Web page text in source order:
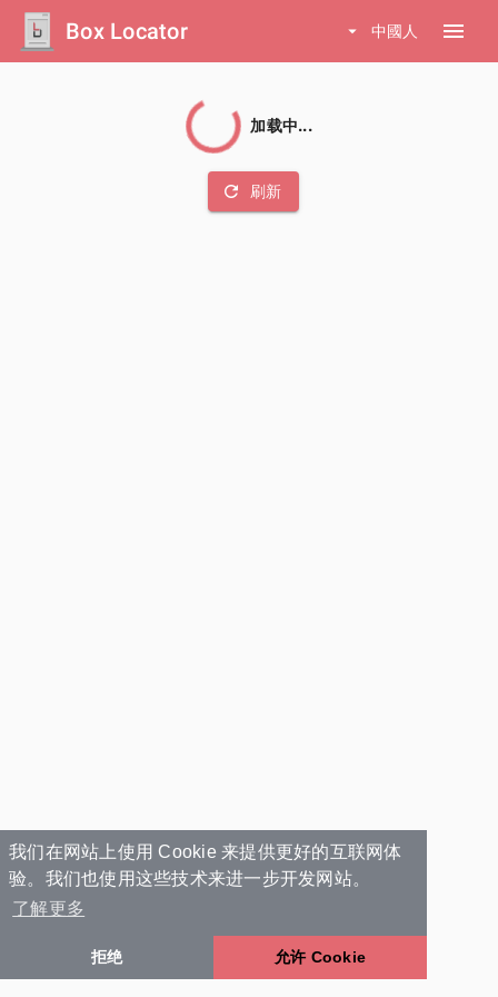
我们在网站上使用 Cookie 来提供更好的互联网体
验。我们也使用这些技术来进一步开发网站。
了解更多
拒绝 允许 Cookie
Box Locator arrow_drop_down 中國人 menu
加载中...
refresh 刷新